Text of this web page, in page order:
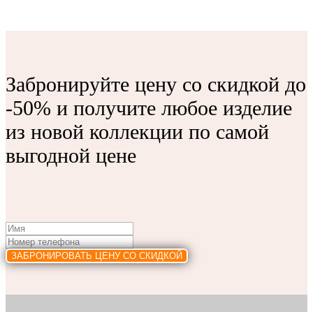
Забронируйте цену со скидкой до
-50% и получите любое изделие
из новой коллекции по самой
выгодной цене
ЗАБРОНИРОВАТЬ ЦЕНУ СО СКИДКОЙ